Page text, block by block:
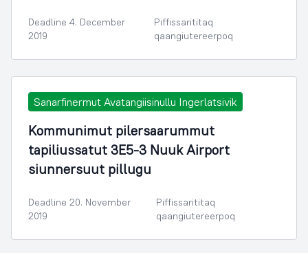
Deadline 4. December
2019
Piffissarititaq
qaangiutereerpoq
Sanarfinermut Avatangiisinullu Ingerlatsivik
Kommunimut pilersaarummut
tapiliussatut 3E5-3 Nuuk Airport
siunnersuut pillugu
Deadline 20. November
2019
Piffissarititaq
qaangiutereerpoq